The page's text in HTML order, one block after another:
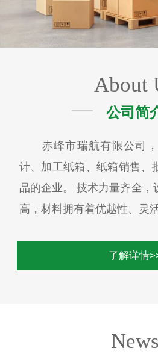
About
公司简
赤峰市瑞航有限公司，
计、加工纸箱、纸箱销售、
品的企业。 技术力量齐全，
高，材料拥有着优越性、灵
了解详情
News